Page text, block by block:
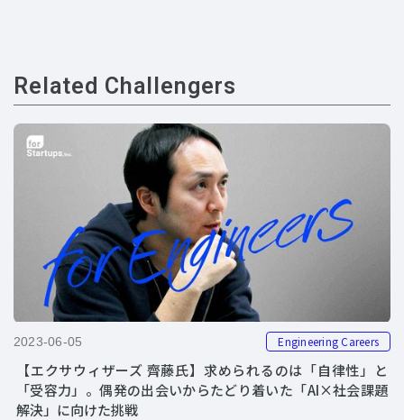
Related Challengers
2023-06-05 Engineering Careers
【エクサウィザーズ 齊藤氏】求められるのは「自律性」と
「受容力」。偶発の出会いからたどり着いた「AI×社会課題
解決」に向けた挑戦